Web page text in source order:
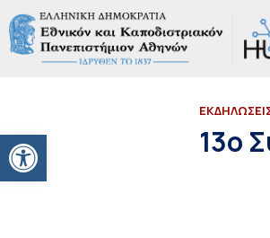
Ανοίξτε τη γραμμή εργαλείων 13ο